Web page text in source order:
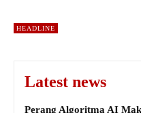
HEADLINE
Latest news
Perang Algoritma AI